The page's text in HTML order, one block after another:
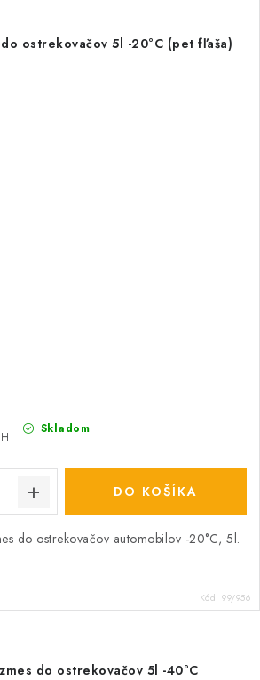
ostrekovačov 5l -20°C (pet fľaša)
Skladom
DO KOŠÍKA
do ostrekovačov automobilov -20°C, 5l.
Kód: 99/956
do ostrekovačov 5l -40°C